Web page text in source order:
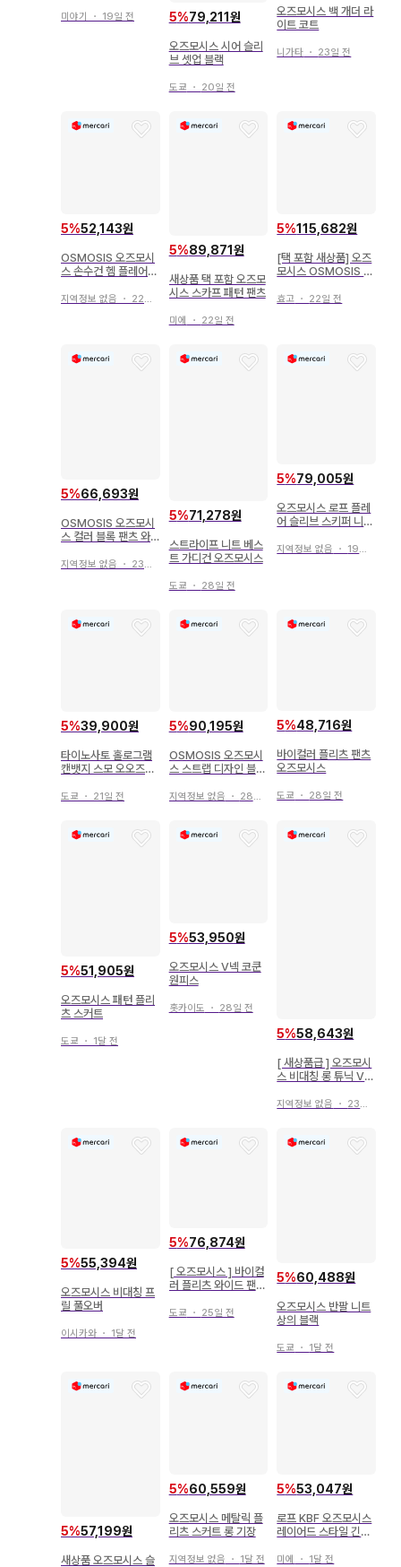
미야기 ・ 19일 전 5%79,211원
오즈모시스 시어 슬리
브 셋업 블랙
도쿄 ・ 20일 전
오즈모시스 백 개더 라
이트 코트
니가타 ・ 23일 전
5%52,143원
OSMOSIS 오즈모시
스 손수건 헴 플레어
지역정보 없음 ・ 22일 전
5%89,871원
새상품 택 포함 오즈모
시스 스카프 패턴 팬츠
미에 ・ 22일 전
5%115,682원
[택 포함 새상품] 오즈
모시스 OSMOSIS 니
효고 ・ 22일 전
5%66,693원
OSMOSIS 오즈모시
스 컬러 블록 팬츠 와
지역정보 없음 ・ 23일 전
5%71,278원
스트라이프 니트 베스
트 가디건 오즈모시스
도쿄 ・ 28일 전
5%79,005원
오즈모시스 로프 플레
어 슬리브 스키퍼 니트
지역정보 없음 ・ 19일 전
5%39,900원
타이노사토 홀로그램
캔뱃지 스모 오오즈모
도쿄 ・ 21일 전
5%90,195원
OSMOSIS 오즈모시
스 스트랩 디자인 블랙
지역정보 없음 ・ 28일 전
5%48,716원
바이컬러 플리츠 팬츠
오즈모시스
도쿄 ・ 28일 전
5%51,905원
오즈모시스 패턴 플리
츠 스커트
도쿄 ・ 1달 전
5%53,950원
오즈모시스 V넥 코쿤
원피스
홋카이도 ・ 28일 전
5%58,643원
[ 새상품급 ] 오즈모시
스 비대칭 롱 튜닉 V넥
지역정보 없음 ・ 23일 전
5%55,394원
오즈모시스 비대칭 프
릴 풀오버
이시카와 ・ 1달 전
5%76,874원
[ 오즈모시스 ] 바이컬
러 플리츠 와이드 팬츠
도쿄 ・ 25일 전
5%60,488원
오즈모시스 반팔 니트
상의 블랙
도쿄 ・ 1달 전
5%57,199원
새상품 오즈모시스 슬
5%60,559원
오즈모시스 메탈릭 플
리츠 스커트 롱 기장
지역정보 없음 ・ 1달 전
5%53,047원
로프 KBF 오즈모시스
레이어드 스타일 긴팔
미에 ・ 1달 전